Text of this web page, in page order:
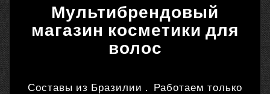
Мультибрендовый
магазин косметики для
волос
Составы из Бразилии . Работаем только